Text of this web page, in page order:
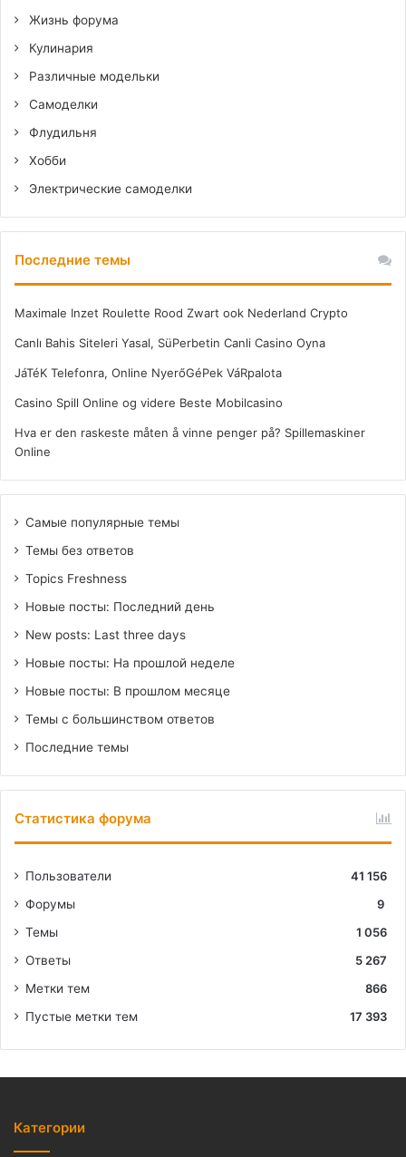
Жизнь форума
Кулинария
Различные модельки
Самоделки
Флудильня
Хобби
Электрические самоделки
Последние темы
Maximale Inzet Roulette Rood Zwart ook Nederland Crypto
Canlı Bahis Siteleri Yasal, SüPerbetin Canli Casino Oyna
JáTéK Telefonra, Online NyerőGéPek VáRpalota
Casino Spill Online og videre Beste Mobilcasino
Hva er den raskeste måten å vinne penger på? Spillemaskiner
Online
Самые популярные темы
Темы без ответов
Topics Freshness
Новые посты: Последний день
New posts: Last three days
Новые посты: На прошлой неделе
Новые посты: В прошлом месяце
Темы с большинством ответов
Последние темы
Статистика форума
Пользователи
41 156
Форумы
9
Темы
1 056
Ответы
5 267
Метки тем
866
Пустые метки тем
17 393
Категории